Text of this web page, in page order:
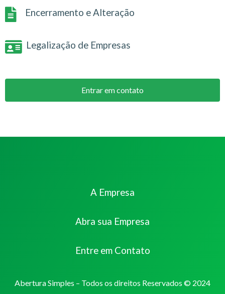
Encerramento e Alteração
Legalização de Empresas
Entrar em contato
A Empresa
Abra sua Empresa
Entre em Contato
Abertura Simples – Todos os direitos Reservados © 2024